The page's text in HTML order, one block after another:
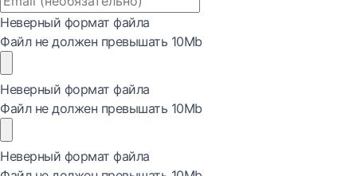
Неверный формат файла
Файл не должен превышать 10Mb
Неверный формат файла
Файл не должен превышать 10Mb
Неверный формат файла